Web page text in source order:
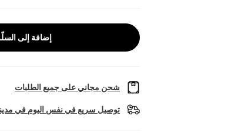
إضافة إلى
شحن مجاني على جميع الطلبات
توصيل سريع في نفس اليوم في